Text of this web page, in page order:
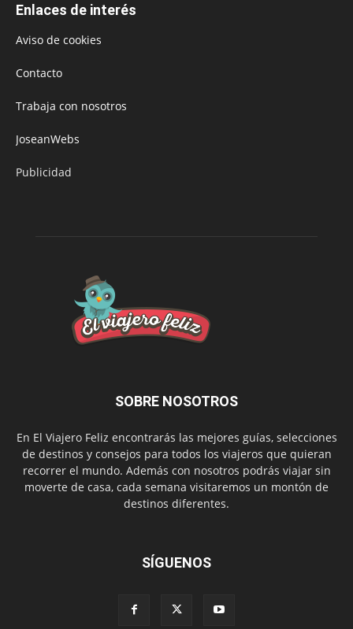
Enlaces de interés
Aviso de cookies
Contacto
Trabaja con nosotros
JoseanWebs
Publicidad
SOBRE NOSOTROS
En El Viajero Feliz encontrarás las mejores guías, selecciones
de destinos y consejos para todos los viajeros que quieran
recorrer el mundo. Además con nosotros podrás viajar sin
moverte de casa, cada semana visitaremos un montón de
destinos diferentes.
SÍGUENOS